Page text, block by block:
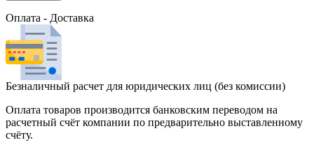
Оплата - Доставка
Безналичный расчет для юридических лиц (без комиссии)
Оплата товаров производится банковским переводом на
расчетный счёт компании по предварительно выставленному
счёту.